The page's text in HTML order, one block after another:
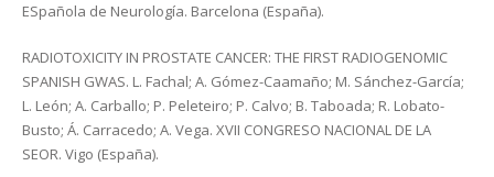
ESpañola de Neurología. Barcelona (España).
RADIOTOXICITY IN PROSTATE CANCER: THE FIRST RADIOGENOMIC
SPANISH GWAS. L. Fachal; A. Gómez-Caamaño; M. Sánchez-García;
L. León; A. Carballo; P. Peleteiro; P. Calvo; B. Taboada; R. Lobato-
Busto; Á. Carracedo; A. Vega. XVII CONGRESO NACIONAL DE LA
SEOR. Vigo (España).